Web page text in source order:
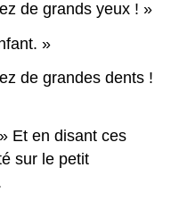
de grands yeux ! »
»
de grandes dents !
Et en disant ces
sur le petit